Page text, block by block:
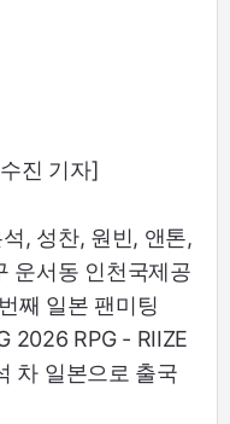
진 기자]
, 성찬, 원빈, 앤톤,
운서동 인천국제공
째 일본 팬미팅
2026 RPG - RIIZE
차 일본으로 출국